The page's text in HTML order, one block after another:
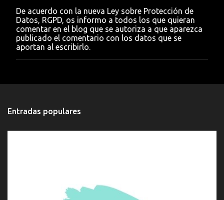
a
r
u
n
c
o
n
r
o
De acuerdo con la nueva Ley sobre Protección de
Datos, RGPD, os informo a todos los que quieran
comentar en el blog que se autoriza a que aparezca
publicado el comentario con los datos que se
aportan al escribirlo.
Entradas populares